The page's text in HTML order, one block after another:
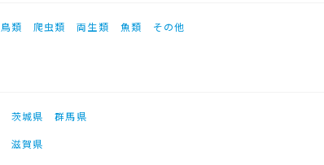
鳥類 爬虫類 両生類 魚類 その他
茨城県
群馬県
滋賀県